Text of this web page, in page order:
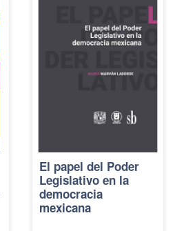
El papel del Poder
Legislativo en la
democracia
mexicana